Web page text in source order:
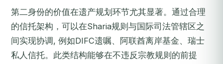
第二身份的价值在遗产规划环节尤其显著。通过合理
的信托架构，可以在Sharia规则与国际司法管辖区之
间实现协调, 例如DIFC遗嘱、阿联酋离岸基金、瑞士
私人信托。此类结构能够在不违反宗教规则的前提